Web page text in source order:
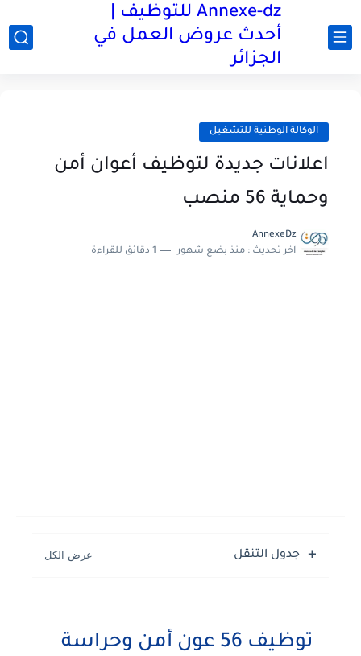
Annexe-dz للتوظيف |
أحدث عروض العمل في
الجزائر
الوكالة الوطنية للتشغيل
اعلانات جديدة لتوظيف أعوان أمن
وحماية 56 منصب
AnnexeDz
اخر تحديث : منذ بضع شهور 1 دقائق للقراءة
جدول التنقل
توظيف 56 عون أمن وحراسة